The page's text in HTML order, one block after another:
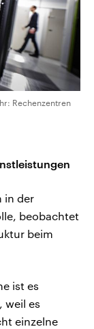
Rechenzentren
in der
beobachtet
beim
ist es
weil es
einzelne